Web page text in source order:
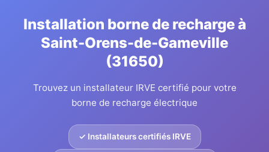
Installation borne de recharge à
Saint-Orens-de-Gameville
(31650)
Trouvez un installateur IRVE certifié pour votre
borne de recharge électrique
✓ Installateurs certifiés IRVE